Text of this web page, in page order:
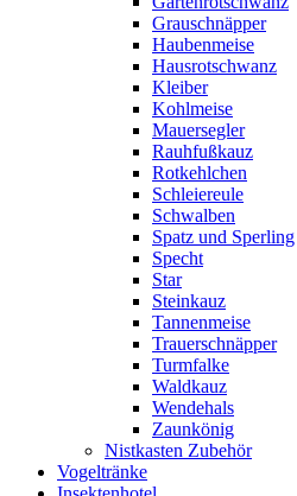
Grauschnäpper
Haubenmeise
Hausrotschwanz
Kleiber
Kohlmeise
Mauersegler
Rauhfußkauz
Rotkehlchen
Schleiereule
Schwalben
Spatz und Sperling
Specht
Star
Steinkauz
Tannenmeise
Trauerschnäpper
Turmfalke
Waldkauz
Wendehals
Zaunkönig
Nistkasten Zubehör
Vogeltränke